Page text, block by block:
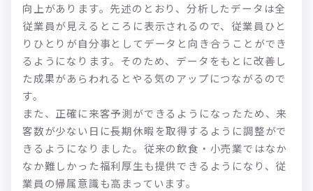
向上があります。先述のとおり、分析したデータは全
従業員が見えるところに表示されるので、従業員ひと
りひとりが自分事としてデータと向き合うことができ
るようになります。そのため、データをもとに改善し
た成果があらわれるとやる気のアップにつながるので
す。
また、正確に来客予測ができるようになったため、来
客数が少ない日に長期休暇を取得するように調整がで
きるようになりました。従来の飲食・小売業ではなか
なか難しかった福利厚生も提供できるようになり、従
業員の帰属意識も高まっています。